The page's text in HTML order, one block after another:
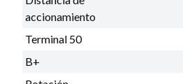
accionamiento
Terminal 50
B+